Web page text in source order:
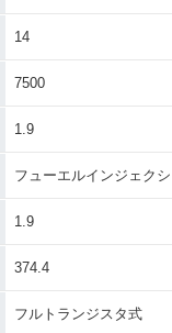
14
7500
1.9
フューエルインジェク
1.9
374.4
フルトランジスタ式